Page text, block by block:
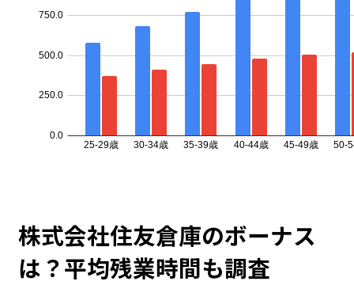
株式会社住友倉庫のボーナス
は？平均残業時間も調査